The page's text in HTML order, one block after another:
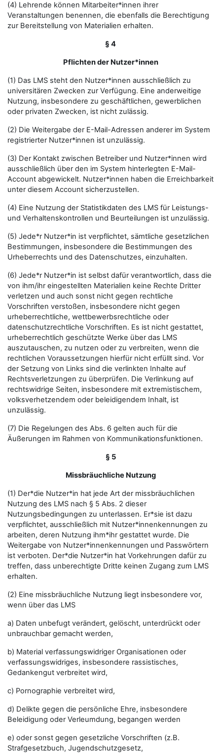
(4) Lehrende können Mitarbeiter*innen ihrer
Veranstaltungen benennen, die ebenfalls die Berechtigung
zur Bereitstellung von Materialien erhalten.
§ 4
Pflichten der Nutzer*innen
(1) Das LMS steht den Nutzer*innen ausschließlich zu
universitären Zwecken zur Verfügung. Eine anderweitige
Nutzung, insbesondere zu geschäftlichen, gewerblichen
oder privaten Zwecken, ist nicht zulässig.
(2) Die Weitergabe der E-Mail-Adressen anderer im System
registrierter Nutzer*innen ist unzulässig.
(3) Der Kontakt zwischen Betreiber und Nutzer*innen wird
ausschließlich über den im System hinterlegten E-Mail-
Account abgewickelt. Nutzer*innen haben die Erreichbarkeit
unter diesem Account sicherzustellen.
(4) Eine Nutzung der Statistikdaten des LMS für Leistungs-
und Verhaltenskontrollen und Beurteilungen ist unzulässig.
(5) Jede*r Nutzer*in ist verpflichtet, sämtliche gesetzlichen
Bestimmungen, insbesondere die Bestimmungen des
Urheberrechts und des Datenschutzes, einzuhalten.
(6) Jede*r Nutzer*in ist selbst dafür verantwortlich, dass die
von ihm/ihr eingestellten Materialien keine Rechte Dritter
verletzen und auch sonst nicht gegen rechtliche
Vorschriften verstoßen, insbesondere nicht gegen
urheberrechtliche, wettbewerbsrechtliche oder
datenschutzrechtliche Vorschriften. Es ist nicht gestattet,
urheberrechtlich geschützte Werke über das LMS
auszutauschen, zu nutzen oder zu verbreiten, wenn die
rechtlichen Voraussetzungen hierfür nicht erfüllt sind. Vor
der Setzung von Links sind die verlinkten Inhalte auf
Rechtsverletzungen zu überprüfen. Die Verlinkung auf
rechtswidrige Seiten, insbesondere mit extremistischem,
volksverhetzendem oder beleidigendem Inhalt, ist
unzulässig.
(7) Die Regelungen des Abs. 6 gelten auch für die
Äußerungen im Rahmen von Kommunikationsfunktionen.
§ 5
Missbräuchliche Nutzung
(1) Der*die Nutzer*in hat jede Art der missbräuchlichen
Nutzung des LMS nach § 5 Abs. 2 dieser
Nutzungsbedingungen zu unterlassen. Er*sie ist dazu
verpflichtet, ausschließlich mit Nutzer*innenkennungen zu
arbeiten, deren Nutzung ihm*ihr gestattet wurde. Die
Weitergabe von Nutzer*innenkennungen und Passwörtern
ist verboten. Der*die Nutzer*in hat Vorkehrungen dafür zu
treffen, dass unberechtigte Dritte keinen Zugang zum LMS
erhalten.
(2) Eine missbräuchliche Nutzung liegt insbesondere vor,
wenn über das LMS
a) Daten unbefugt verändert, gelöscht, unterdrückt oder
unbrauchbar gemacht werden,
b) Material verfassungswidriger Organisationen oder
verfassungswidriges, insbesondere rassistisches,
Gedankengut verbreitet wird,
c) Pornographie verbreitet wird,
d) Delikte gegen die persönliche Ehre, insbesondere
Beleidigung oder Verleumdung, begangen werden
e) oder sonst gegen gesetzliche Vorschriften (z.B.
Strafgesetzbuch, Jugendschutzgesetz,